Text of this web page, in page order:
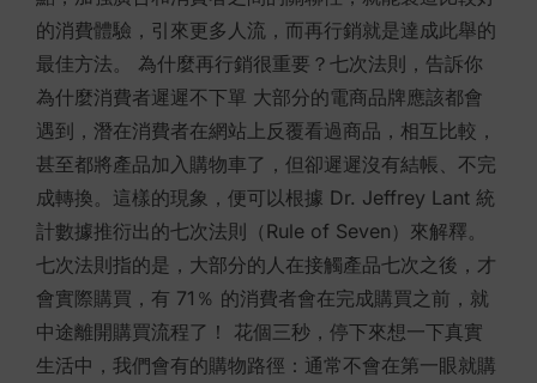
的消費體驗，引來更多人流，而再行銷就是達成此舉的
最佳方法。 為什麼再行銷很重要？七次法則，告訴你
為什麼消費者遲遲不下單 大部分的電商品牌應該都會
遇到，潛在消費者在網站上反覆看過商品，相互比較，
甚至都將產品加入購物車了，但卻遲遲沒有結帳、不完
成轉換。這樣的現象，便可以根據 Dr. Jeffrey Lant 統
計數據推衍出的七次法則（Rule of Seven）來解釋。
七次法則指的是，大部分的人在接觸產品七次之後，才
會實際購買，有 71％ 的消費者會在完成購買之前，就
中途離開購買流程了！ 花個三秒，停下來想一下真實
生活中，我們會有的購物路徑：通常不會在第一眼就購